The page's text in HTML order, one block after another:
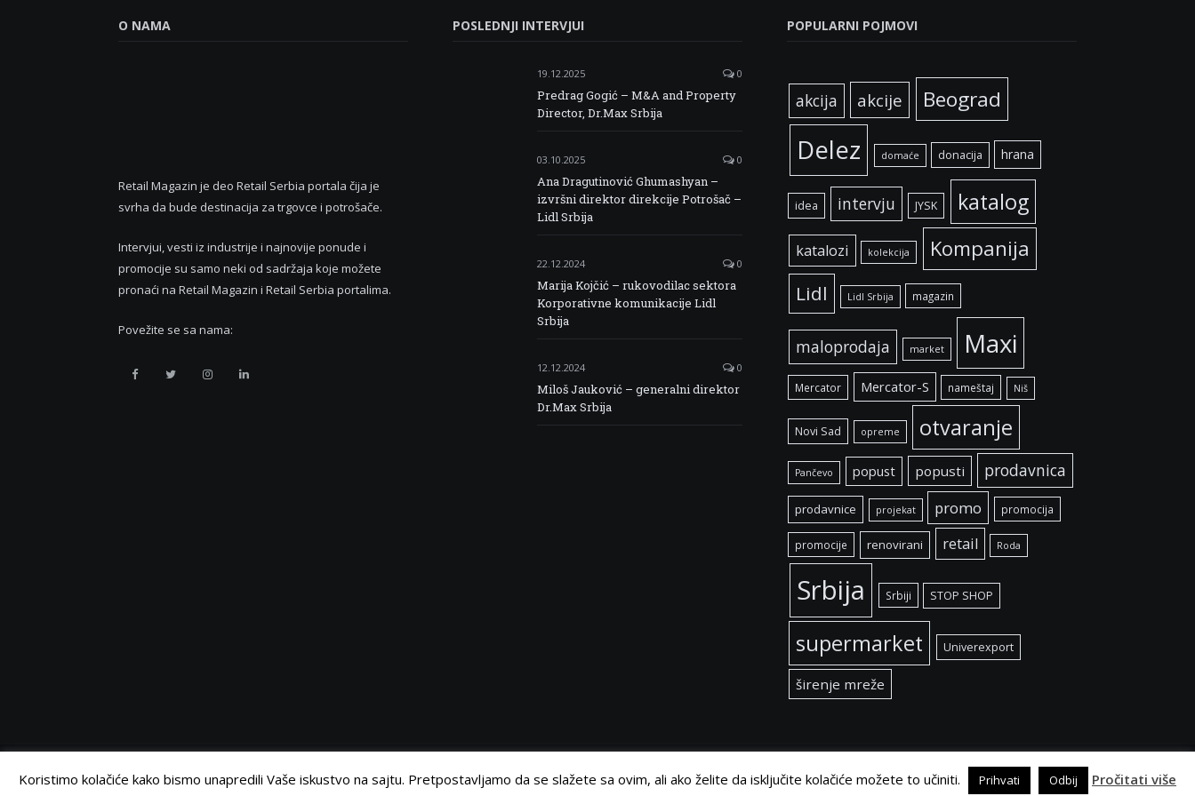
O NAMA
Retail Magazin je deo Retail Serbia portala čija je
svrha da bude destinacija za trgovce i potrošače.
Intervjui, vesti iz industrije i najnovije ponude i
promocije su samo neki od sadržaja koje možete
pronaći na Retail Magazin i Retail Serbia portalima.
Povežite se sa nama:
Retail Retail Retail Retail
POSLEDNJI INTERVJUI
19.12.2025 0
Predrag Gogić – M&A and Property
Director, Dr.Max Srbija
03.10.2025 0
Ana Dragutinović Ghumashyan –
izvršni direktor direkcije Potrošač –
Lidl Srbija
22.12.2024 0
Marija Kojčić – rukovodilac sektora
Korporativne komunikacije Lidl
Srbija
12.12.2024 0
Miloš Jauković – generalni direktor
Dr.Max Srbija
POPULARNI POJMOVI
akcija akcije Beograd
Delez domaće donacija hrana
idea intervju JYSK katalog
katalozi kolekcija Kompanija
Lidl Lidl Srbija magazin
maloprodaja market Maxi
Mercator Mercator-S nameštaj Niš
Novi Sad opreme otvaranje
Pančevo popust popusti prodavnica
prodavnice projekat promo promocija
promocije renovirani retail Roda
Srbija Srbiji STOP SHOP
supermarket Univerexport
širenje mreže
Koristimo kolačiće kako bismo unapredili Vaše iskustvo na sajtu. Pretpostavljamo da se slažete sa ovim, ali ako želite da isključite kolačiće možete to učiniti. Prihvati Odbij Pročitati više